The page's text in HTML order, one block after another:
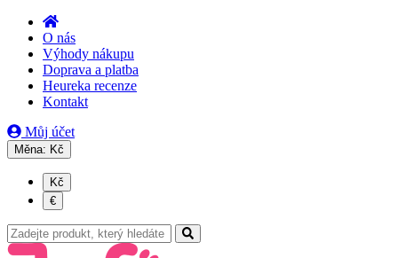
O nás
Výhody nákupu
Doprava a platba
Heureka recenze
Kontakt
Můj účet
Měna: Kč
Kč
€